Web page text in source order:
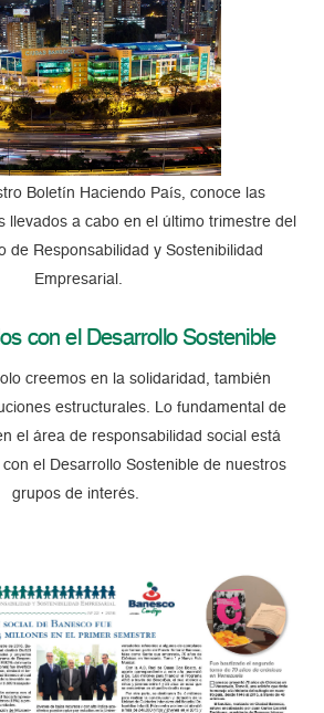
Boletín Haciendo País, conoce las
llevados a cabo en el último trimestre del
de Responsabilidad y Sostenibilidad
Empresarial.
con el Desarrollo Sostenible
creemos en la solidaridad, también
estructurales. Lo fundamental de
el área de responsabilidad social está
el Desarrollo Sostenible de nuestros
grupos de interés.